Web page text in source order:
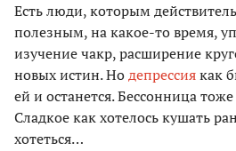
Есть люди, которым
полезным, на какое-то время,
изучение чакр, расширение
новых истин. Нодепрессиякак
ей и останется. Бессонница
Сладкое как хотелось кушать
хотеться…